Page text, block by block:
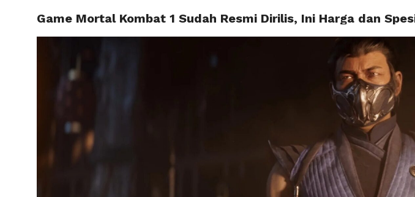
HOME BERITA TIPS & TRIK
Game Mortal Kombat 1 Sudah Resmi Dirilis, Ini Harga dan